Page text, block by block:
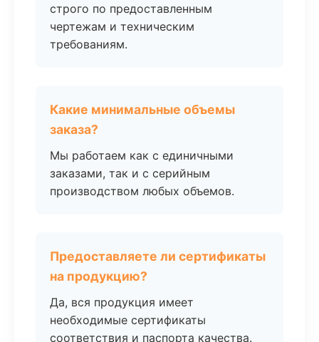
строго по предоставленным
чертежам и техническим
требованиям.
Какие минимальные объемы
заказа?
Мы работаем как с единичными
заказами, так и с серийным
производством любых объемов.
Предоставляете ли сертификаты
на продукцию?
Да, вся продукция имеет
необходимые сертификаты
соответствия и паспорта качества.